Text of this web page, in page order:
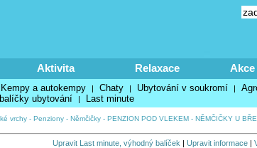
Aktivita Relaxace Akce
Kempy a autokempy | Chaty | Ubytování v soukromí |
ubytování | Last minute
vrchy- Penziony- Němčičky- PENZION POD VLEKEM - NĚMČIČKY U
Upravit Last minute, výhodný balíček | Upravit informace|